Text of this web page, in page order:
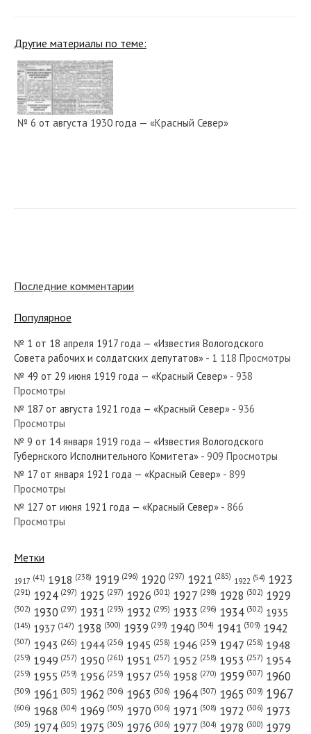
Другие материалы по теме:
№ 6 от августа 1930 года — «Красный Север»
№ 187 от августа 1934 года — «Красный Север»
№ 67 от апреля 1957 года — «Красный Север»
№ 43 от февраля 1971 года — «Красный Север»
№ 49 от февраля 1967 года — «Красный Север»
№ 61 от марта 1948 года — «Красный Север»
Последние комментарии
Популярное
№ 1 от 18 апреля 1917 года — «Известия Вологодского
Совета рабочих и солдатских депутатов» - 1 118 Просмотры
№ 49 от 29 июня 1919 года — «Красный Север» - 938
Просмотры
№ 187 от августа 1921 года — «Красный Север» - 936
Просмотры
№ 9 от 14 января 1919 года — «Известия Вологодского
Губернского Исполнительного Комитета» - 909 Просмотры
№ 17 от января 1921 года — «Красный Север» - 899
Просмотры
№ 127 от июня 1921 года — «Красный Север» - 866
Просмотры
Метки
1917 (41) 1918 (238) 1919 (296) 1920 (297) 1921 (285) 1922 (54) 1923
(291) 1924 (297) 1925 (297) 1926 (301) 1927 (298) 1928 (302) 1929
(302) 1930 (297) 1931 (293) 1932 (295) 1933 (296) 1934 (302) 1935
(145) 1937 (147) 1938 (300) 1939 (299) 1940 (304) 1941 (309) 1942
(307) 1943 (265) 1944 (256) 1945 (258) 1946 (259) 1947 (258) 1948
(259) 1949 (257) 1950 (261) 1951 (257) 1952 (258) 1953 (257) 1954
(259) 1955 (259) 1956 (259) 1957 (256) 1958 (270) 1959 (307) 1960
(309) 1961 (305) 1962 (306) 1963 (306) 1964 (307) 1965 (309) 1967
(606) 1968 (304) 1969 (305) 1970 (306) 1971 (308) 1972 (306) 1973
(305) 1974 (305) 1975 (305) 1976 (306) 1977 (304) 1978 (300) 1979